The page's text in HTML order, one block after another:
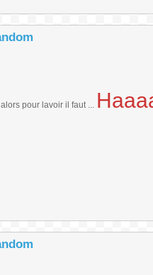
pour lavoir il faut ...